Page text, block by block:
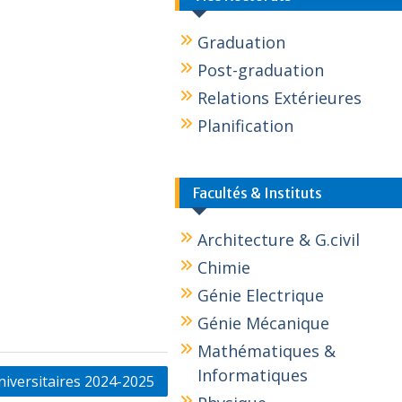
2024-2025
Graduation
Post-graduation
Relations Extérieures
Planification
Facultés & Instituts
Architecture & G.civil
Chimie
Génie Electrique
Génie Mécanique
Mathématiques &
Informatiques